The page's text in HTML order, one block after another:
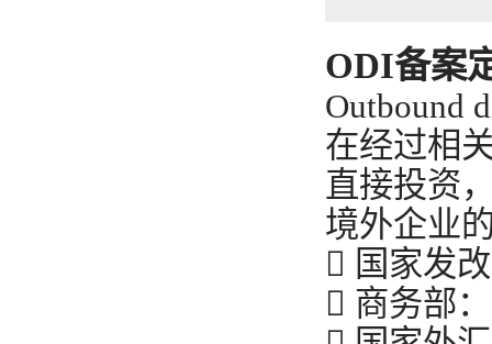
ODI备案
Outbound
在经过相
直接投资
境外企业
 国家发
 商务部